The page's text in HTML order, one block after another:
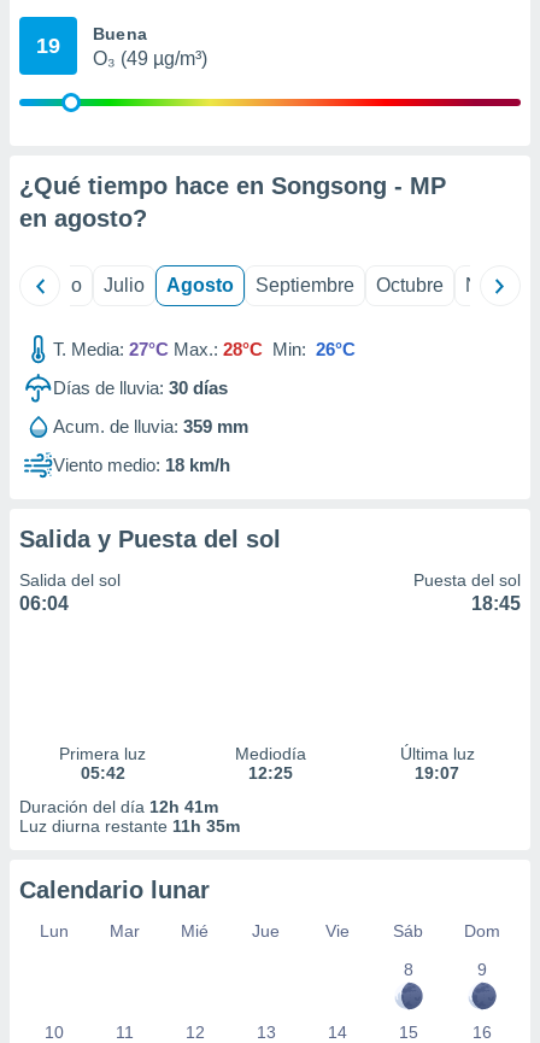
e
publicidad
1199
19 Buena
O₃ (49 µg/m³)
¿Qué tiempo hace en Songsong - MP
en agosto?
Junio Julio Agosto Septiembre Octubre
T. Media: 27°C Max.: 28°C Min: 26°C
Días de lluvia: 30 días
Acum. de lluvia: 359 mm
Viento medio: 18 km/h
Salida y Puesta del sol
Salida del sol
06:04
Puesta del sol
18:45
Primera luz
05:42
Mediodía
12:25
Última luz
19:07
Duración del día 12h 41m
Luz diurna restante 11h 35m
Calendario lunar
Lun Mar Mié Jue Vie Sáb
Dom
8
9
10 11 12 13 14 15 16